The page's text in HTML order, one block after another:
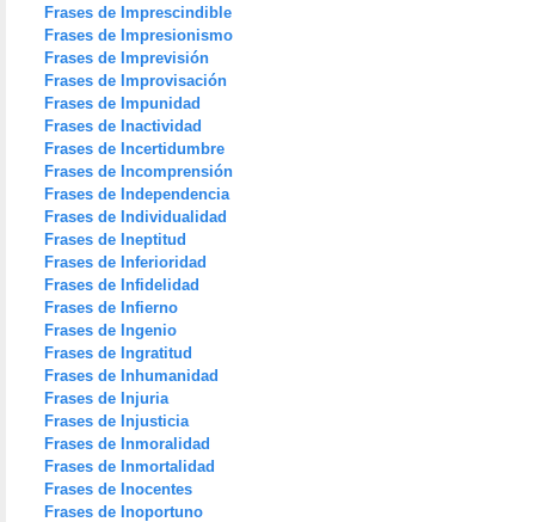
Frases de Imprescindible
Frases de Impresionismo
Frases de Imprevisión
Frases de Improvisación
Frases de Impunidad
Frases de Inactividad
Frases de Incertidumbre
Frases de Incomprensión
Frases de Independencia
Frases de Individualidad
Frases de Ineptitud
Frases de Inferioridad
Frases de Infidelidad
Frases de Infierno
Frases de Ingenio
Frases de Ingratitud
Frases de Inhumanidad
Frases de Injuria
Frases de Injusticia
Frases de Inmoralidad
Frases de Inmortalidad
Frases de Inocentes
Frases de Inoportuno